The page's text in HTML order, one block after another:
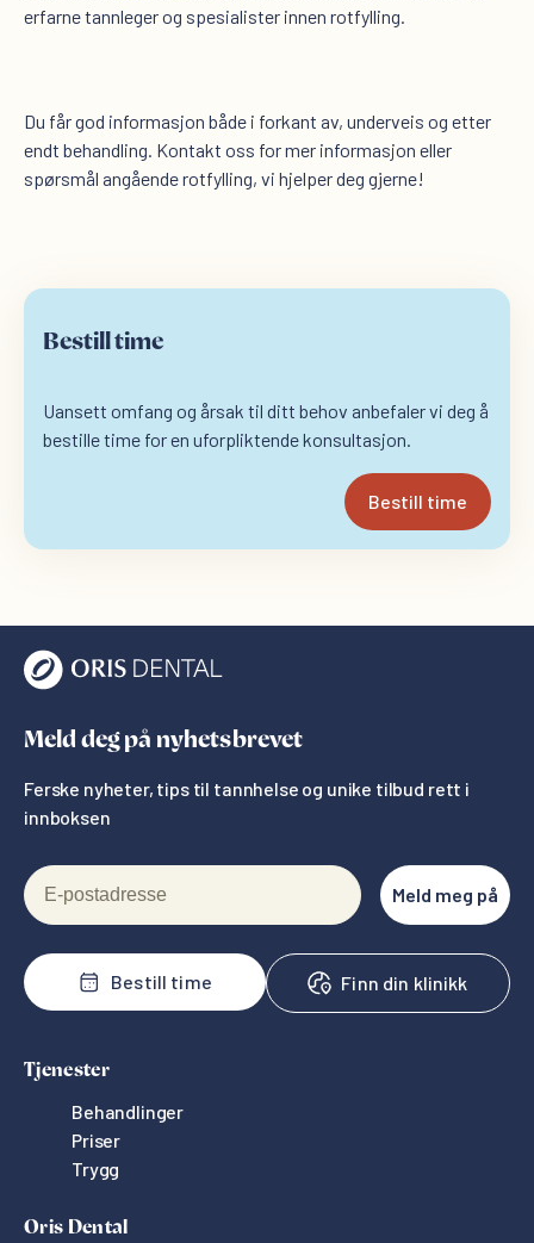
erfarne tannleger og spesialister innen rotfylling.
Du får god informasjon både i forkant av, underveis og etter
endt behandling. Kontakt oss for mer informasjon eller
spørsmål angående rotfylling, vi hjelper deg gjerne!
Bestill time
Uansett omfang og årsak til ditt behov anbefaler vi deg å
bestille time for en uforpliktende konsultasjon.
Bestill time
Meld deg på nyhetsbrevet
Ferske nyheter, tips til tannhelse og unike tilbud rett i
innboksen
E-postadresse
Meld meg på
Bestill time Finn din klinikk
Tjenester
Behandlinger
Priser
Trygg
Oris Dental